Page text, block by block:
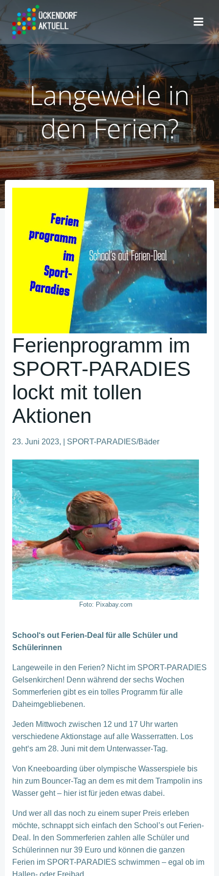
Langeweile in
den Ferien?
Ferienprogramm im
SPORT-PARADIES
lockt mit tollen
Aktionen
23. Juni 2023, | SPORT-PARADIES/Bäder
Foto: Pixabay.com
School‘s out Ferien-Deal für alle Schüler und
Schülerinnen
Langeweile in den Ferien? Nicht im SPORT-PARADIES
Gelsenkirchen! Denn während der sechs Wochen
Sommerferien gibt es ein tolles Programm für alle
Daheimgebliebenen.
Jeden Mittwoch zwischen 12 und 17 Uhr warten
verschiedene Aktionstage auf alle Wasserratten. Los
geht‘s am 28. Juni mit dem Unterwasser-Tag.
Von Kneeboarding über olympische Wasserspiele bis
hin zum Bouncer-Tag an dem es mit dem Trampolin ins
Wasser geht – hier ist für jeden etwas dabei.
Und wer all das noch zu einem super Preis erleben
möchte, schnappt sich einfach den School’s out Ferien-
Deal. In den Sommerferien zahlen alle Schüler und
Schülerinnen nur 39 Euro und können die ganzen
Ferien im SPORT-PARADIES schwimmen – egal ob im
Hallen- oder Freibad.